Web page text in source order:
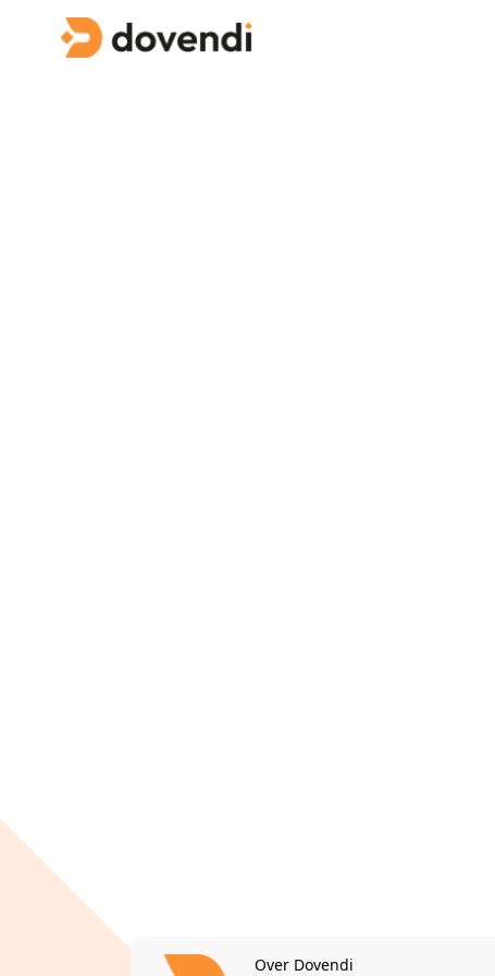
Over Dovendi